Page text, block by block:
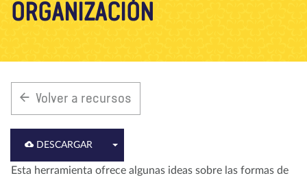
Nosotros Blog Noticias Tienda
ORGANIZACIÓN
Volver a recursos
DESCARGAR
Esta herramienta ofrece algunas ideas sobre las formas de